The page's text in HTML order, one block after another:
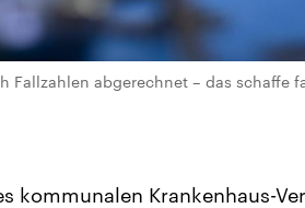
Fallzahlen abgerechnet – das schaffe
kommunalen Krankenhaus-